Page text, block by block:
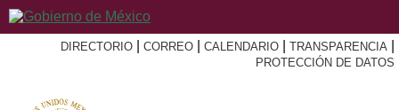
DIRECTORIO CORREO CALENDARIO TRANSPARENCIA
PROTECCIÓN DE DATOS